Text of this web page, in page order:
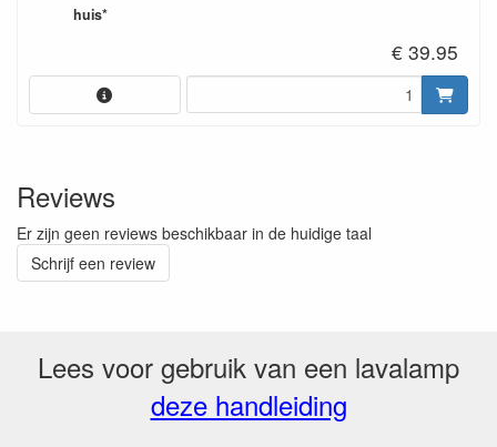
huis*
€ 39.95
Reviews
Er zijn geen reviews beschikbaar in de huidige taal
Schrijf een review
Lees voor gebruik van een lavalamp
deze handleiding